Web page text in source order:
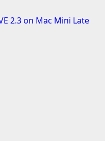
2.3 on Mac Mini Late